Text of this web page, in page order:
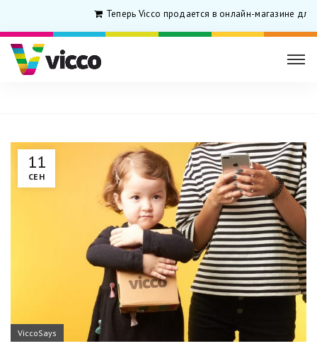
Теперь Vicco продается в онлайн-магазине для
11
СЕН
ViccoSays